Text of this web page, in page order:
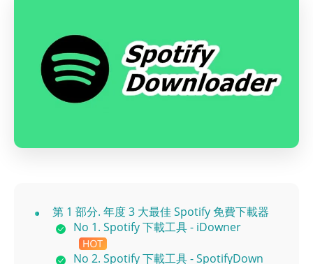
第 1 部分. 年度 3 大最佳 Spotify 免費下載器
No 1. Spotify 下載工具 - iDowner
No 2. Spotify 下載工具 - SpotifyDown